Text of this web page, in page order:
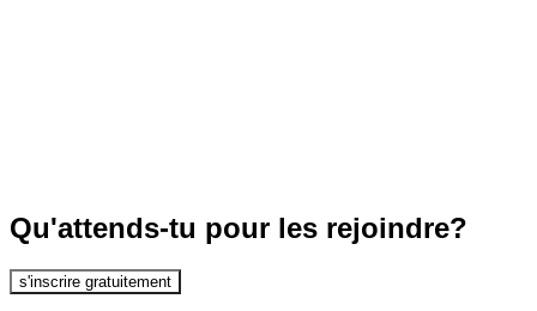
Qu'attends-tu pour les rejoindre?
s'inscrire gratuitement